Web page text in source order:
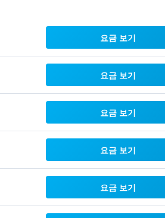
요금 보기
요금 보기
요금 보기
요금 보기
요금 보기